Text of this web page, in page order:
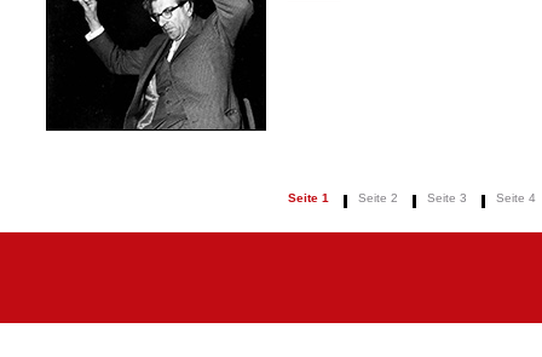
Seite 1 Seite 2 Seite 3 Seite 4